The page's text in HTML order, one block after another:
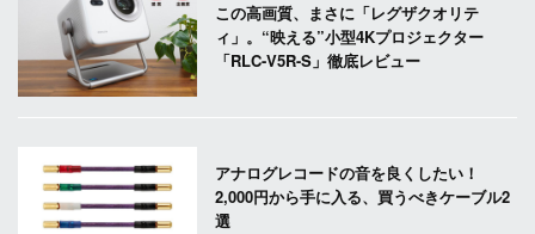
この高画質、まさに「レグザクオリテ
ィ」。“映える”小型4Kプロジェクター
「RLC-V5R-S」徹底レビュー
アナログレコードの音を良くしたい！
2,000円から手に入る、買うべきケーブル2
選